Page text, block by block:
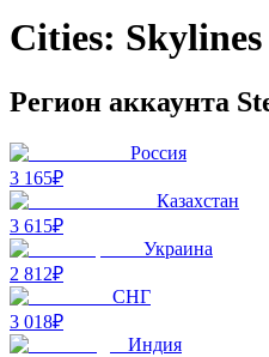
Cities:
Регион аккаунта
Россия
3 165₽
Казахстан
3 615₽
Украина
2 812₽
СНГ
3 018₽
Индия